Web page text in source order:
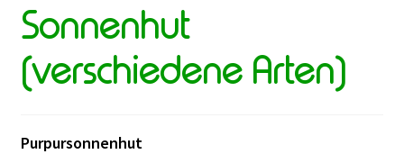
Sonnenhut
(verschiedene Arten)
Purpursonnenhut